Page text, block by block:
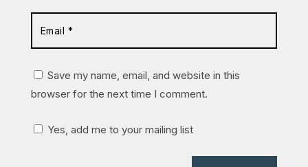
Save my name, email, and website in this
browser for the next time I comment.
Yes, add me to your mailing list